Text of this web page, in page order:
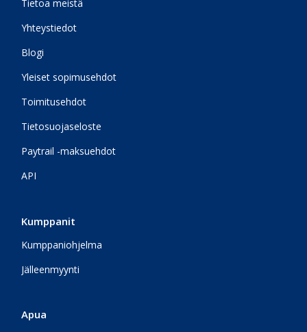
Tietoa meistä
Yhteystiedot
Blogi
Yleiset sopimusehdot
Toimitusehdot
Tietosuojaseloste
Paytrail -maksuehdot
API
Kumppanit
Kumppaniohjelma
Jälleenmyynti
Apua